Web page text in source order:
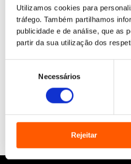
Utilizamos cookies para
tráfego. Também partilhamos
publicidade e de análise, que as
partir da sua utilização dos
consentimento
Necessários
Rejeitar